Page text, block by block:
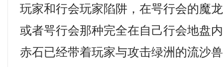
玩家和行会玩家陷阱，在咢行会的魔
或者咢行会那种完全在自己行会地盘
赤石已经带着玩家与攻击绿洲的流沙